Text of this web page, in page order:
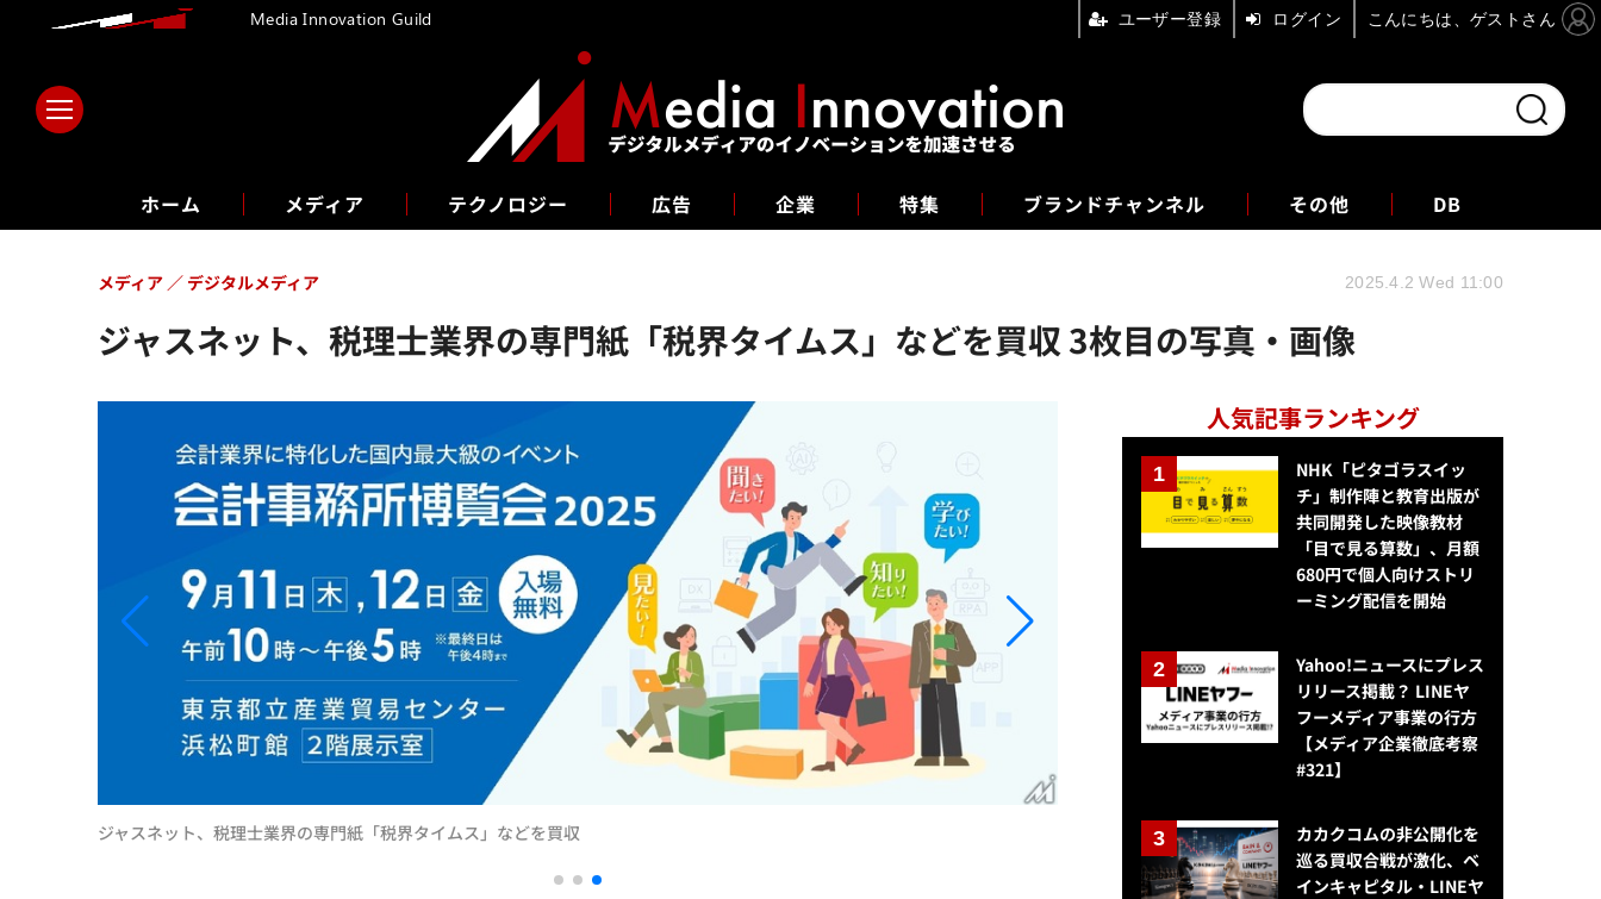
ホーム メディア テクノロジー 広告 企業 特集 ブランドチャンネル
フォーエム その他 DB
ジャスネット、税理士業界の専門紙「税界タイムス」などを買収 3枚目の写真・画像
メディア デジタルメディア 2025.4.2 Wed 11:00
ジャスネット、税理士業界の専門紙「税界タイムス」などを買収
人気記事ランキング
NHK「ピタゴラスイッ
チ」制作陣と教育出版が
共同開発した映像教材
「目で見る算数」、月額
680円で個人向けストリ
ーミング配信を開始
Yahoo!ニュースにプレス
リリース掲載？ LINEヤ
フーメディア事業の行方
【メディア企業徹底考察
#321】
カカクコムの非公開化を
巡る買収合戦が激化、ベ
インキャピタル・LINEヤ
Media Innovation Guild ユーザー登録 ログイン こんにちは、ゲストさん